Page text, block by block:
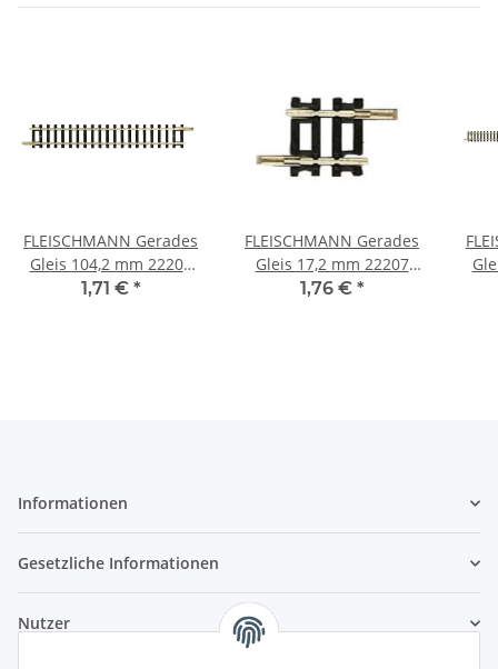
FLEISCHMANN Gerades
Gleis 104,2 mm 22203
Spur N
1,71 € *
FLEISCHMANN Gerades
Gleis 17,2 mm 22207
Spur N
1,76 € *
Informationen
Gesetzliche Informationen
Nutzer